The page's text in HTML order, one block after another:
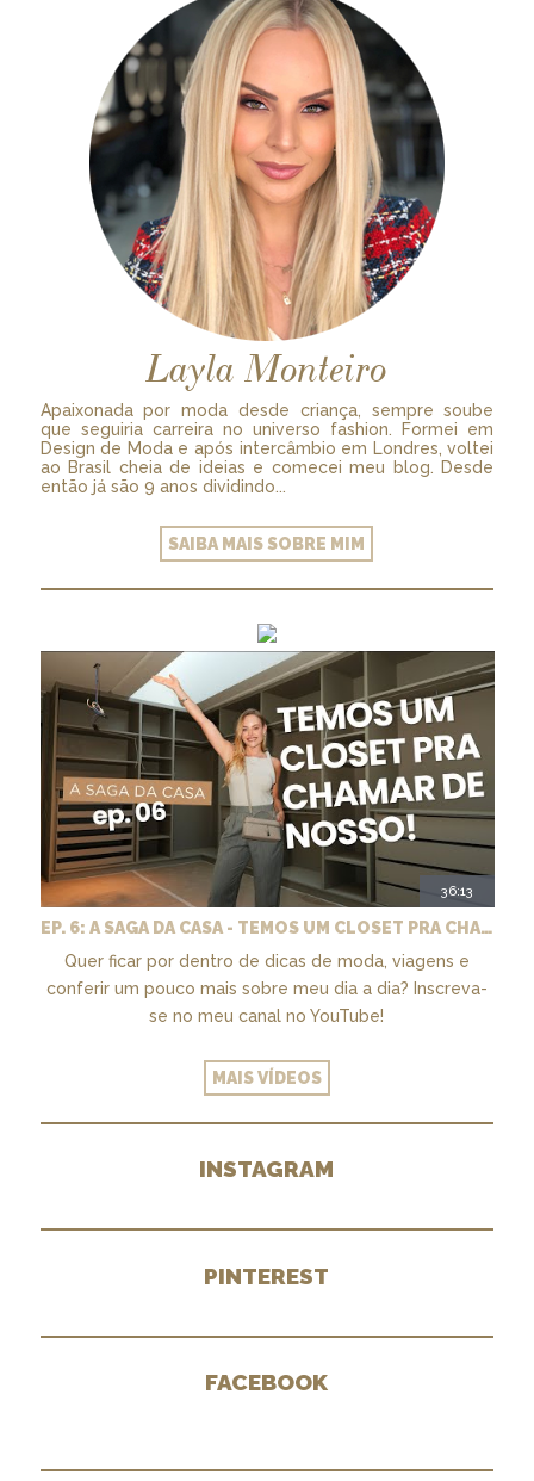
Layla Monteiro
Apaixonada por moda desde criança, sempre soube
que seguiria carreira no universo fashion. Formei em
Design de Moda e após intercâmbio em Londres, voltei
ao Brasil cheia de ideias e comecei meu blog. Desde
então já são 9 anos dividindo...
SAIBA MAIS SOBRE MIM
36:13
EP. 6: A SAGA DA CASA - TEMOS UM CLOSET PRA CHAMAR DE NOSSO + MARCENARIA E PAISAGISMO
Quer ficar por dentro de dicas de moda, viagens e
conferir um pouco mais sobre meu dia a dia? Inscreva-
se no meu canal no YouTube!
MAIS VÍDEOS
INSTAGRAM
PINTEREST
FACEBOOK